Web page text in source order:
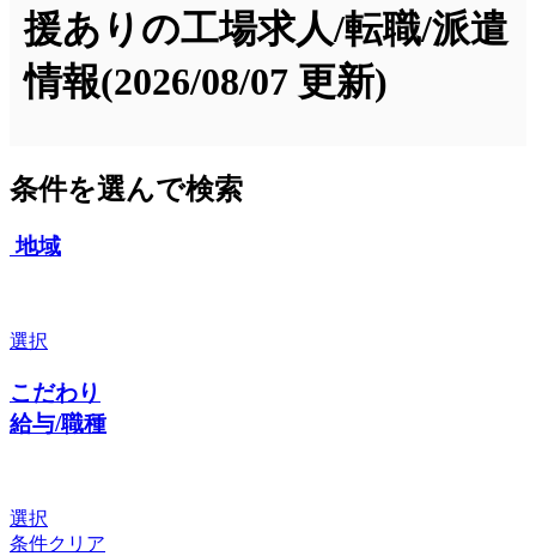
援ありの工場求人/転職/派遣
情報(2026/08/07 更新)
条件を選んで検索
地域
選択
こだわり
給与/職種
選択
条件クリア